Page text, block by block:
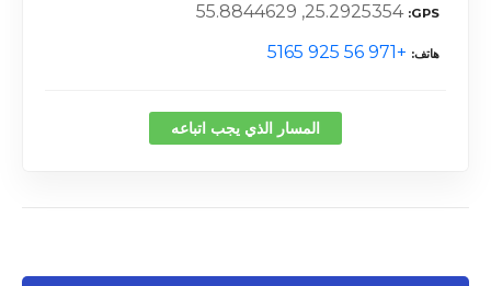
GPS
25.2925354, 55.8844629
هاتف +971 56 925 5165
المسار الذي يجب اتباعه